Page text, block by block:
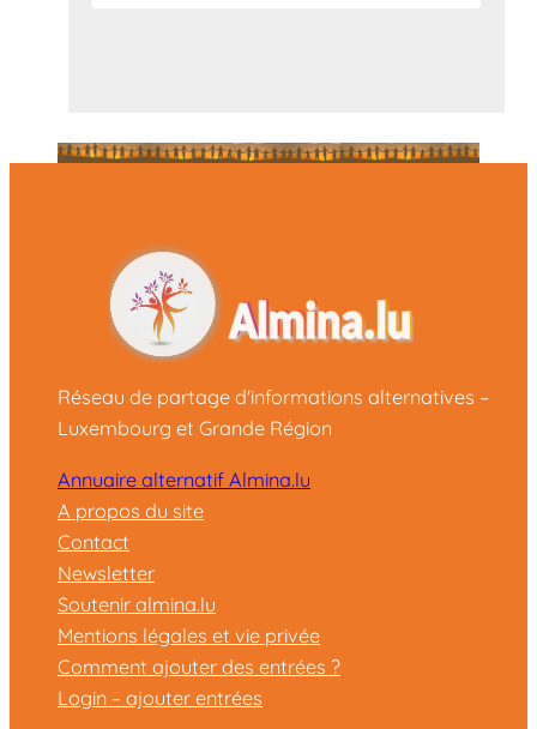
Réseau de partage d'informations alternatives –
Luxembourg et Grande Région
Annuaire alternatif Almina.lu
A propos du site
Contact
Newsletter
Soutenir almina.lu
Mentions légales et vie privée
Comment ajouter des entrées ?
Login – ajouter entrées